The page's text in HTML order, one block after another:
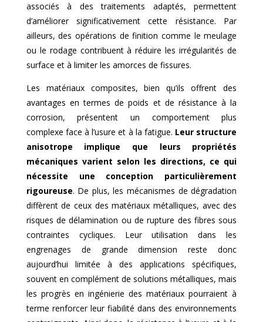
associés à des traitements adaptés, permettent
d’améliorer significativement cette résistance. Par
ailleurs, des opérations de finition comme le meulage
ou le rodage contribuent à réduire les irrégularités de
surface et à limiter les amorces de fissures.
Les matériaux composites, bien qu’ils offrent des
avantages en termes de poids et de résistance à la
corrosion, présentent un comportement plus
complexe face à l’usure et à la fatigue. Leur structure
anisotrope implique que leurs propriétés
mécaniques varient selon les directions, ce qui
nécessite une conception particulièrement
rigoureuse. De plus, les mécanismes de dégradation
diffèrent de ceux des matériaux métalliques, avec des
risques de délamination ou de rupture des fibres sous
contraintes cycliques. Leur utilisation dans les
engrenages de grande dimension reste donc
aujourd’hui limitée à des applications spécifiques,
souvent en complément de solutions métalliques, mais
les progrès en ingénierie des matériaux pourraient à
terme renforcer leur fiabilité dans des environnements